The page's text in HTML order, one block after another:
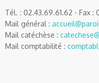
Tél. : 02.43.69.61.62 - Fax
Mail général :
Mail catéchèse :
Mail comptabilité :